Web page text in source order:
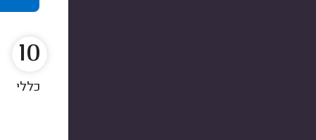
10
כללי